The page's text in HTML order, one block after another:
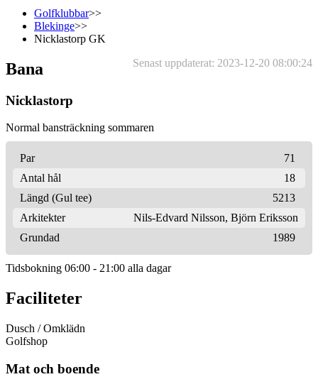
Golfklubbar>>
Blekinge>>
Nicklastorp GK
Senast uppdaterat: 2023-12-20 08:00:24
Bana
Nicklastorp
Normal bansträckning sommaren
Par
71
Antal hål
18
Längd (Gul tee)
5213
Arkitekter
Nils-Edvard Nilsson, Björn Eriksson
Grundad
1989
Tidsbokning 06:00 - 21:00 alla dagar
Faciliteter
Dusch / Omklädn
Golfshop
Mat och boende